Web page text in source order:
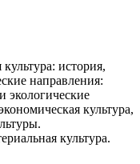
история,
направления:
экологические
культура,
культура.